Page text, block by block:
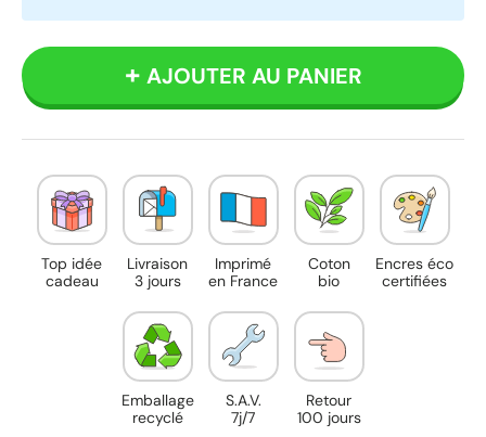
AJOUTER AU PANIER
Top idée
cadeau
Livraison
3 jours
Imprimé
en France
Coton
bio
Encres éco
certifiées
Emballage
recyclé
S.A.V.
7j/7
Retour
100 jours